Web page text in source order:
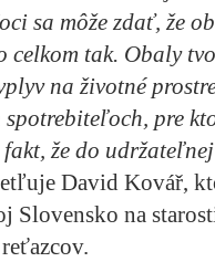
sa môže zdať, že
celkom tak. Obaly
na životné
pre
že do
David Kovář,
Slovensko na